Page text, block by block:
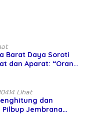
Barat Daya Soroti
dan Aparat: “Orang
Lihat
dan
Jembrana